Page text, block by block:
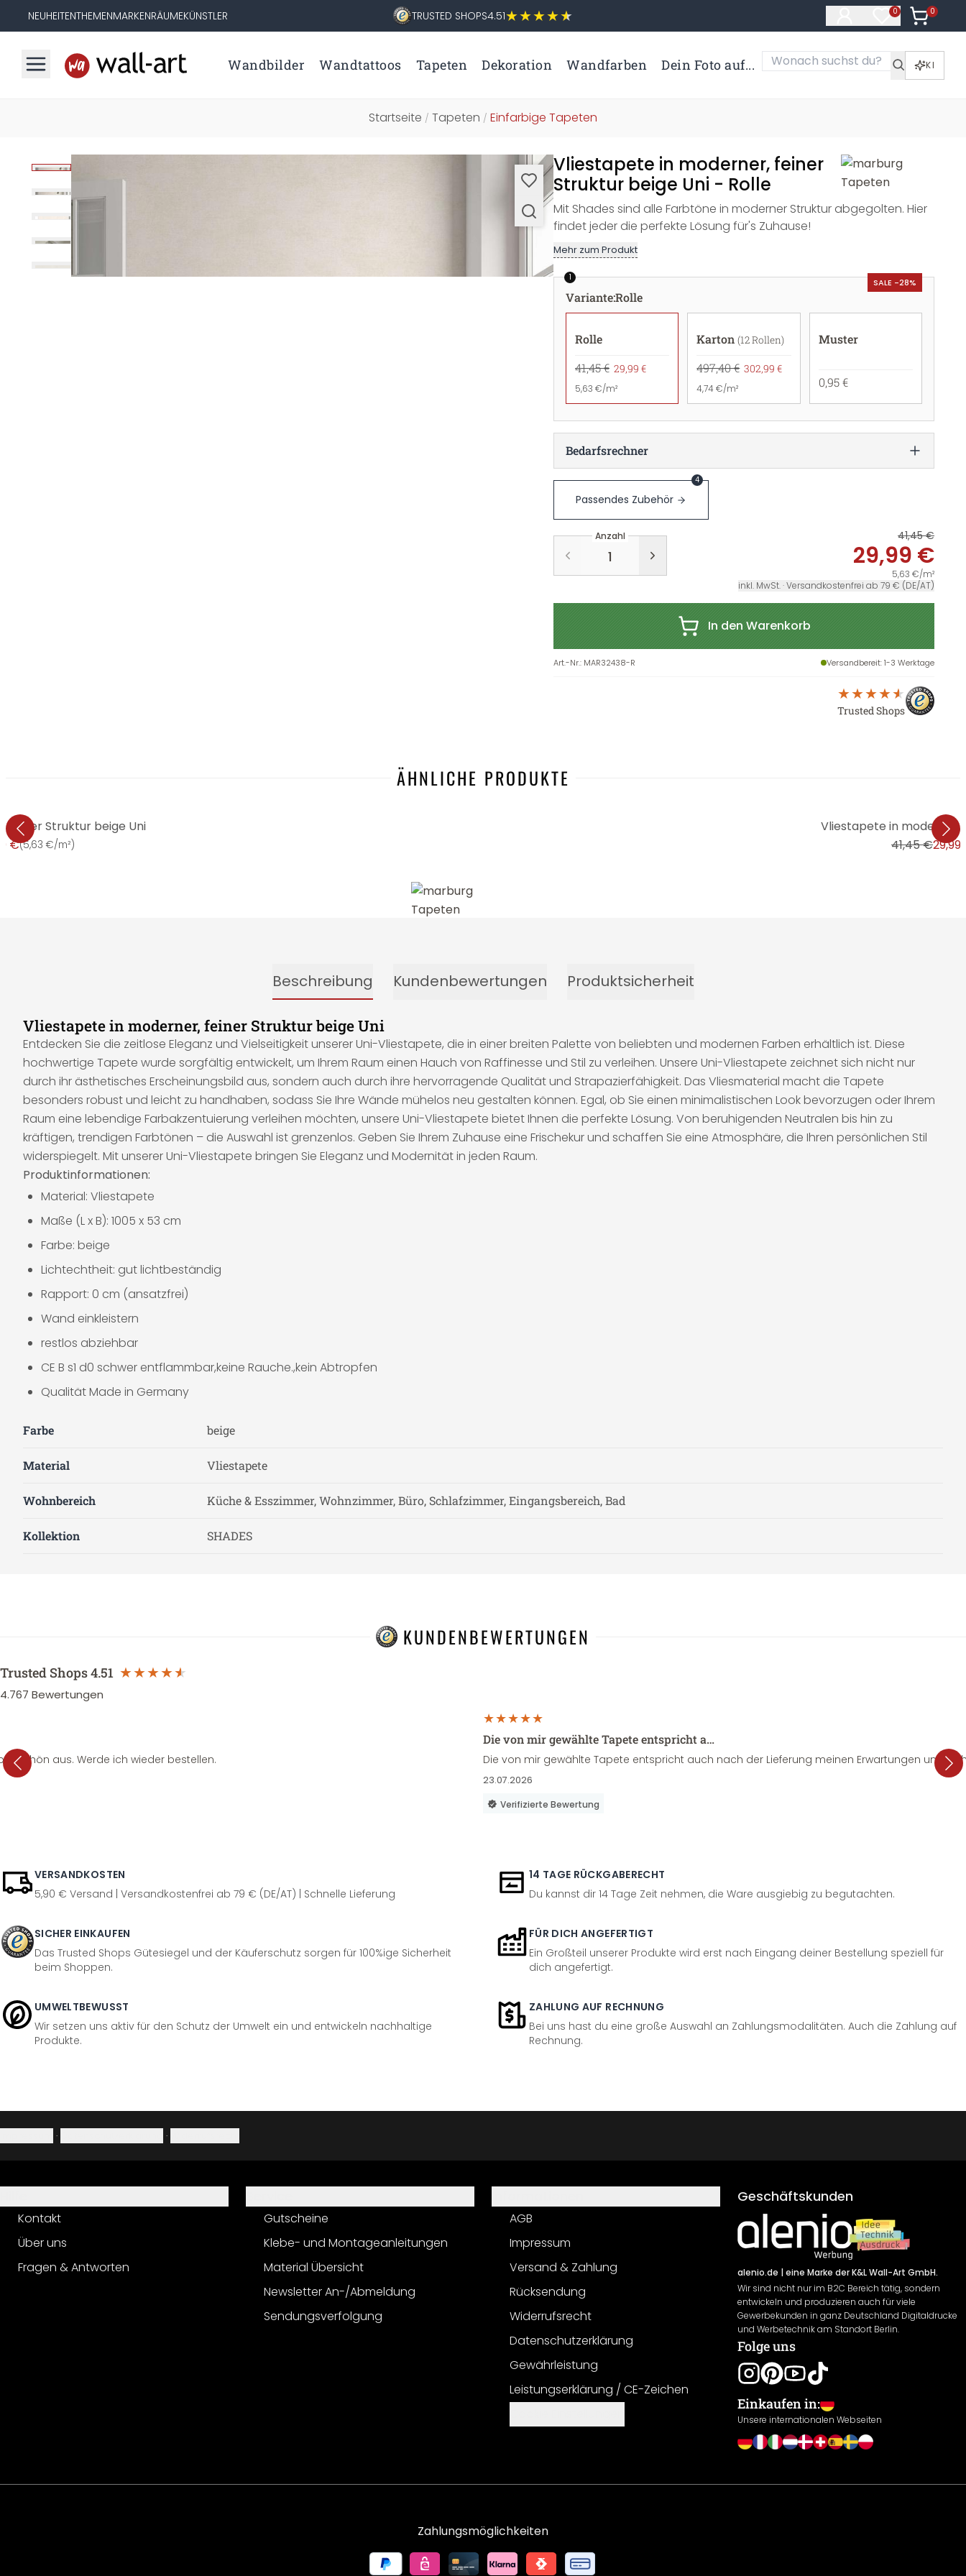
NEUHEITENTHEMENMARKENRÄUMEKÜNSTLER TRUSTED SHOPS4.51 0
Artikel im
0
Artikel
Wandbilder Wandtattoos Tapeten Dekoration Wandfarben Dein Foto auf... KI
Startseite / Tapeten / Einfarbige Tapeten
Vliestapete in moderner, feiner
Struktur beige Uni - Rolle
Mit Shades sind alle Farbtöne in moderner Struktur abgegolten. Hier
findet jeder die perfekte Lösung für's Zuhause!
Mehr zum Produkt
SALE -28%
1
Variante:Rolle
Rolle
41,45 € 29,99 €
5,63 €/m²
Karton (12 Rollen)
497,40 € 302,99 €
4,74 €/m²
Muster
0,95 €
Bedarfsrechner
Passendes Zubehör
4
Anzahl 41,45 €
29,99 €
5,63 €/m²
inkl. MwSt. · Versandkostenfrei ab 79 € (DE/AT)
In den Warenkorb
Art.-Nr.: MAR32438-R Versandbereit: 1-3 Werktage
Trusted Shops
ÄHNLICHE PRODUKTE
feiner Struktur beige Uni
€(5,63 €/m²)
Vliestapete in moderner,
41,45 €
Beschreibung Kundenbewertungen Produktsicherheit
Vliestapete in moderner, feiner Struktur beige Uni
Entdecken Sie die zeitlose Eleganz und Vielseitigkeit unserer Uni-Vliestapete, die in einer breiten Palette von beliebten und modernen Farben erhältlich ist. Diese
hochwertige Tapete wurde sorgfältig entwickelt, um Ihrem Raum einen Hauch von Raffinesse und Stil zu verleihen. Unsere Uni-Vliestapete zeichnet sich nicht nur
durch ihr ästhetisches Erscheinungsbild aus, sondern auch durch ihre hervorragende Qualität und Strapazierfähigkeit. Das Vliesmaterial macht die Tapete
besonders robust und leicht zu handhaben, sodass Sie Ihre Wände mühelos neu gestalten können. Egal, ob Sie einen minimalistischen Look bevorzugen oder Ihrem
Raum eine lebendige Farbakzentuierung verleihen möchten, unsere Uni-Vliestapete bietet Ihnen die perfekte Lösung. Von beruhigenden Neutralen bis hin zu
kräftigen, trendigen Farbtönen – die Auswahl ist grenzenlos. Geben Sie Ihrem Zuhause eine Frischekur und schaffen Sie eine Atmosphäre, die Ihren persönlichen Stil
widerspiegelt. Mit unserer Uni-Vliestapete bringen Sie Eleganz und Modernität in jeden Raum.
Produktinformationen:
Material: Vliestapete
Maße (L x B): 1005 x 53 cm
Farbe: beige
Lichtechtheit: gut lichtbeständig
Rapport: 0 cm (ansatzfrei)
Wand einkleistern
restlos abziehbar
CE B s1 d0 schwer entflammbar,keine Rauche.,kein Abtropfen
Qualität Made in Germany
Farbe beige
Material Vliestapete
Wohnbereich Küche & Esszimmer, Wohnzimmer, Büro, Schlafzimmer, Eingangsbereich, Bad
Kollektion SHADES
KUNDENBEWERTUNGEN
Trusted Shops4.51
4.767 Bewertungen
schön aus. Werde ich wieder bestellen.
Die von mir gewählte Tapete entspricht a…
Die von mir gewählte Tapete entspricht auch nach der Lieferung meinen Erwartungen und
23.07.2026
Verifizierte Bewertung
VERSANDKOSTEN
5,90 € Versand | Versandkostenfrei ab 79 € (DE/AT) | Schnelle Lieferung
14 TAGE RÜCKGABERECHT
Du kannst dir 14 Tage Zeit nehmen, die Ware ausgiebig zu begutachten.
SICHER EINKAUFEN
Das Trusted Shops Gütesiegel und der Käuferschutz sorgen für 100%ige Sicherheit
beim Shoppen.
FÜR DICH ANGEFERTIGT
Ein Großteil unserer Produkte wird erst nach Eingang deiner Bestellung speziell für
dich angefertigt.
UMWELTBEWUSST
Wir setzen uns aktiv für den Schutz der Umwelt ein und entwickeln nachhaltige
Produkte.
ZAHLUNG AUF RECHNUNG
Bei uns hast du eine große Auswahl an Zahlungsmodalitäten. Auch die Zahlung auf
Rechnung.
· ·
Kontakt
Über uns
Fragen & Antworten
Gutscheine
Klebe- und Montageanleitungen
Material Übersicht
Newsletter An-/Abmeldung
Sendungsverfolgung
AGB
Impressum
Versand & Zahlung
Rücksendung
Widerrufsrecht
Datenschutzerklärung
Gewährleistung
Leistungserklärung / CE-Zeichen
Geschäftskunden
alenio.de | eine Marke der K&L Wall-Art GmbH.
Wir sind nicht nur im B2C Bereich tätig, sondern
entwickeln und produzieren auch für viele
Gewerbekunden in ganz Deutschland Digitaldrucke
und Werbetechnik am Standort Berlin.
Folge uns
Einkaufen in:
Unsere internationalen Webseiten
Zahlungsmöglichkeiten